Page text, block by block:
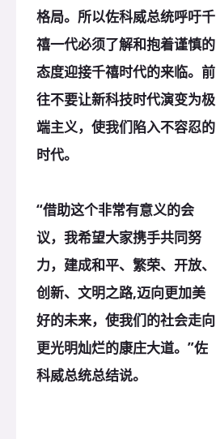
格局。所以佐科威总统呼吁千
禧一代必须了解和抱着谨慎的
态度迎接千禧时代的来临。前
往不要让新科技时代演变为极
端主义，使我们陷入不容忍的
时代。
“借助这个非常有意义的会
议，我希望大家携手共同努
力，建成和平、繁荣、开放、
创新、文明之路,迈向更加美
好的未来，使我们的社会走向
更光明灿烂的康庄大道。”佐
科威总统总结说。